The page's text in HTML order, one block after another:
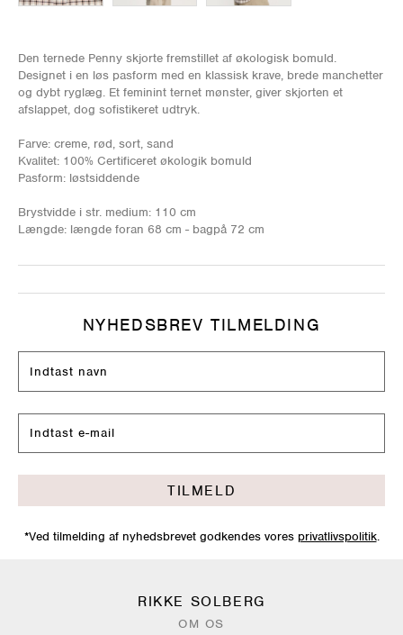
Den ternede Penny skjorte fremstillet af økologisk bomuld.
Designet i en løs pasform med en klassisk krave, brede manchetter
og dybt ryglæg. Et feminint ternet mønster, giver skjorten et
afslappet, dog sofistikeret udtryk.
Farve: creme, rød, sort, sand
Kvalitet: 100% Certificeret økologik bomuld
Pasform: løstsiddende
Brystvidde i str. medium: 110 cm
Længde: længde foran 68 cm - bagpå 72 cm
NYHEDSBREV TILMELDING
TILMELD
*Ved tilmelding af nyhedsbrevet godkendes vores privatlivspolitik.
RIKKE SOLBERG
OM OS